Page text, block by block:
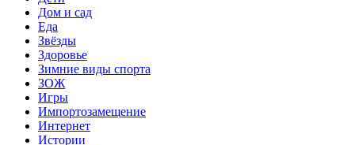
Дом и сад
Еда
Звёзды
Здоровье
Зимние виды спорта
ЗОЖ
Игры
Импортозамещение
Интернет
Истории